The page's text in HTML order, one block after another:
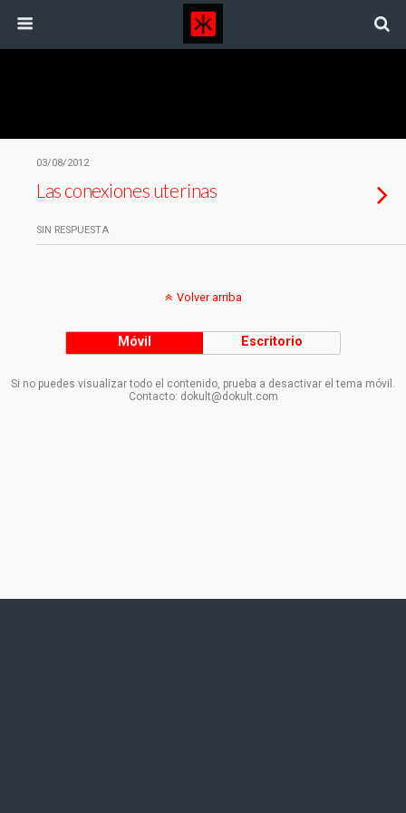
03/08/2012
Las conexiones uterinas
SIN RESPUESTA
Volver arriba
Móvil Escritorio
Si no puedes visualizar todo el contenido, prueba a desactivar el tema móvil.
Contacto: dokult@dokult.com